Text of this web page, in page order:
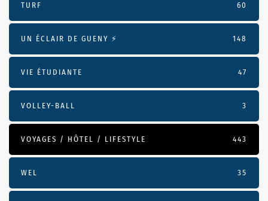
TURF 60
UN ÉCLAIR DE GUENY ⚡️ 148
VIE ÉTUDIANTE 47
VOLLEY-BALL 3
VOYAGES / HÔTEL / LIFESTYLE 443
WEL 35